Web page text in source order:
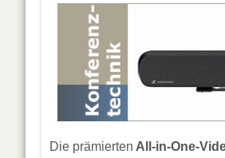
Die prämierten All-in-One-